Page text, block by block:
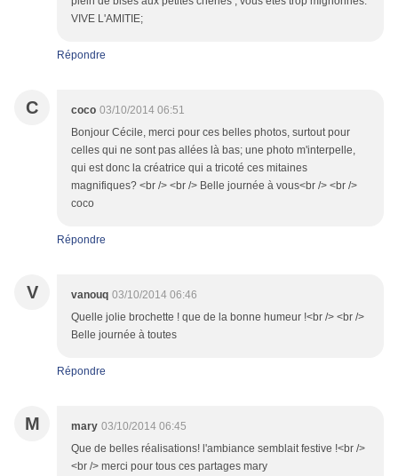
VIVE L'AMITIE;
Répondre
C coco 03/10/2014 06:51
Bonjour Cécile, merci pour ces belles photos, surtout pour
celles qui ne sont pas allées là bas; une photo m'interpelle,
qui est donc la créatrice qui a tricoté ces mitaines
magnifiques? <br /> <br /> Belle journée à vous<br /> <br />
coco
Répondre
V vanouq 03/10/2014 06:46
Quelle jolie brochette ! que de la bonne humeur !<br /> <br />
Belle journée à toutes
Répondre
M mary 03/10/2014 06:45
Que de belles réalisations! l'ambiance semblait festive !<br />
<br /> merci pour tous ces partages mary